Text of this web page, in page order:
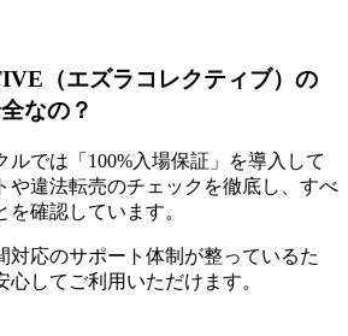
（エズラコレクティブ）の
なの？
ルでは「100%入場保証」を導入して
や違法転売のチェックを徹底し、すべ
確認しています。
対応のサポート体制が整っているた
してご利用いただけます。